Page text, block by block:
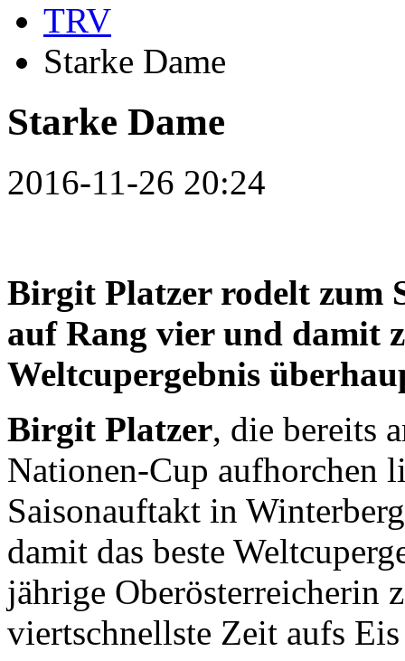
TRV
Starke Dame
Starke Dame
2016-11-26 20:24
Birgit Platzer rodelt zum
auf Rang vier und damit
Weltcupergebnis
Birgit Platzer, die bereits
Nationen-Cup aufhorchen
Saisonauftakt in
damit das beste
jährige Oberösterreicherin
viertschnellste Zeit aufs